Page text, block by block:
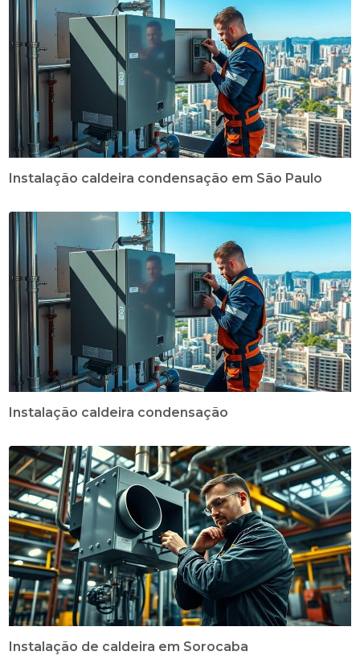
Instalação caldeira condensação em São Paulo
Instalação caldeira condensação
Instalação de caldeira em Sorocaba